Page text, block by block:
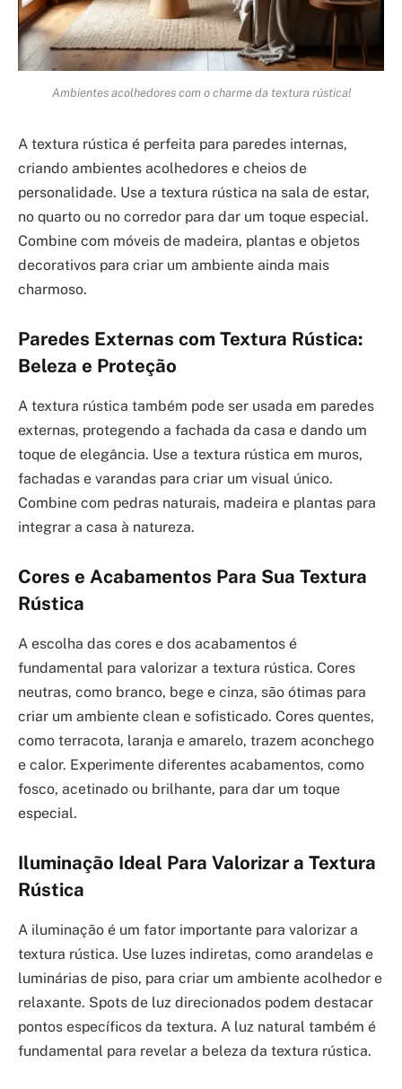
Ambientes acolhedores com o charme da textura rústica!
A textura rústica é perfeita para paredes internas,
criando ambientes acolhedores e cheios de
personalidade. Use a textura rústica na sala de estar,
no quarto ou no corredor para dar um toque especial.
Combine com móveis de madeira, plantas e objetos
decorativos para criar um ambiente ainda mais
charmoso.
Paredes Externas com Textura Rústica:
Beleza e Proteção
A textura rústica também pode ser usada em paredes
externas, protegendo a fachada da casa e dando um
toque de elegância. Use a textura rústica em muros,
fachadas e varandas para criar um visual único.
Combine com pedras naturais, madeira e plantas para
integrar a casa à natureza.
Cores e Acabamentos Para Sua Textura
Rústica
A escolha das cores e dos acabamentos é
fundamental para valorizar a textura rústica. Cores
neutras, como branco, bege e cinza, são ótimas para
criar um ambiente clean e sofisticado. Cores quentes,
como terracota, laranja e amarelo, trazem aconchego
e calor. Experimente diferentes acabamentos, como
fosco, acetinado ou brilhante, para dar um toque
especial.
Iluminação Ideal Para Valorizar a Textura
Rústica
A iluminação é um fator importante para valorizar a
textura rústica. Use luzes indiretas, como arandelas e
luminárias de piso, para criar um ambiente acolhedor e
relaxante. Spots de luz direcionados podem destacar
pontos específicos da textura. A luz natural também é
fundamental para revelar a beleza da textura rústica.